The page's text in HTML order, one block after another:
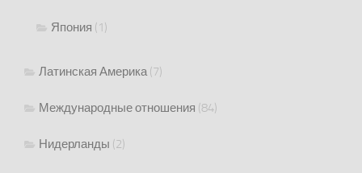
Япония (1)
Латинская Америка(7)
Международные отношения (84)
Нидерланды (2)